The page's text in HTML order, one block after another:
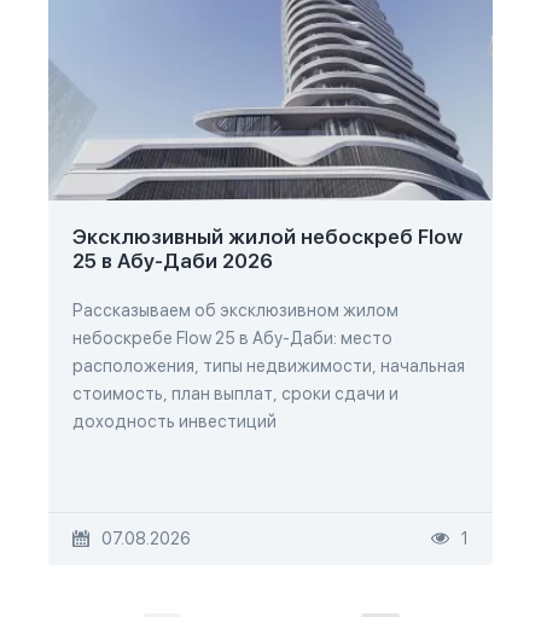
Эксклюзивный жилой небоскреб Flow
25 в Абу-Даби 2026
Рассказываем об эксклюзивном жилом
небоскребе Flow 25 в Абу-Даби: место
расположения, типы недвижимости, начальная
стоимость, план выплат, сроки сдачи и
доходность инвестиций
07.08.2026 1